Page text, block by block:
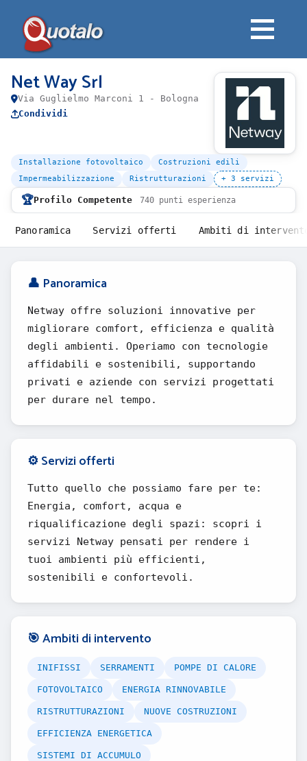
Net Way Srl
Via Guglielmo Marconi 1 - Bologna
Condividi
Installazione fotovoltaico
Costruzioni edili
Impermeabilizzazione
Ristrutturazioni + 3 servizi
🏆Profilo Competente 740 punti esperienza
Panoramica Servizi offerti Ambiti di
👤 Panoramica
Netway offre soluzioni innovative per
migliorare comfort, efficienza e qualità
degli ambienti. Operiamo con tecnologie
affidabili e sostenibili, supportando
privati e aziende con servizi progettati
per durare nel tempo.
⚙️ Servizi offerti
Tutto quello che possiamo fare per te:
Energia, comfort, acqua e
riqualificazione degli spazi: scopri i
servizi Netway pensati per rendere i
tuoi ambienti più efficienti,
sostenibili e confortevoli.
🎯 Ambiti di intervento
INIFISSI SERRAMENTI POMPE DI CALORE
FOTOVOLTAICO ENERGIA RINNOVABILE
RISTRUTTURAZIONI NUOVE COSTRUZIONI
EFFICIENZA ENERGETICA
SISTEMI DI ACCUMULO